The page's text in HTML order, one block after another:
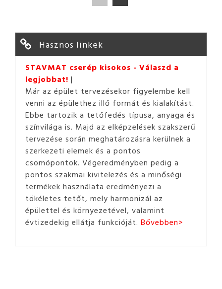
Hasznos linkek
STAVMAT cserép kisokos - Válaszd a
legjobbat!
Már az épület tervezésekor figyelembe kell
venni az épülethez illő formát és kialakítást.
Ebbe tartozik a tetőfedés típusa, anyaga és
színvilága is. Majd az elképzelések szakszerű
tervezése során meghatározásra kerülnek a
szerkezeti elemek és a pontos
csomópontok. Végeredményben pedig a
pontos szakmai kivitelezés és a minőségi
termékek használata eredményezi a
tökéletes tetőt, mely harmonizál az
épülettel és környezetével, valamint
évtizedekig ellátja funkcióját. Bővebben>